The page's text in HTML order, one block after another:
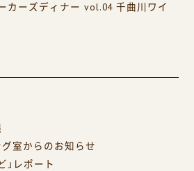
カーズディナー vol.04 千曲川ワイ
室からのお知らせ
」レポート